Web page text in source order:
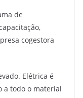
de
cogestora
Elétrica é
a todo o material